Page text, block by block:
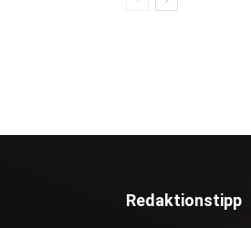
Redaktionstipp